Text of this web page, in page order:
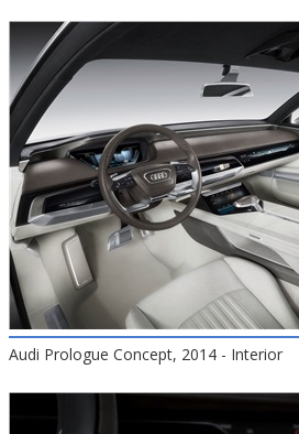
Audi Prologue Concept, 2014 - Interior